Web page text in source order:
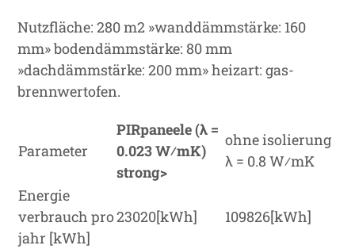
Nutzfläche: 280 m2 »wanddämmstärke: 160
mm» bodendämmstärke: 80 mm
»dachdämmstärke: 200 mm» heizart: gas-
brennwertofen.
Parameter
PIRpaneele (λ =
0.023 W⁄mK)
strong>
ohne isolierung
λ = 0.8 W⁄mK
Energie
verbrauch pro
jahr [kWh]
23020[kWh] 109826[kWh]